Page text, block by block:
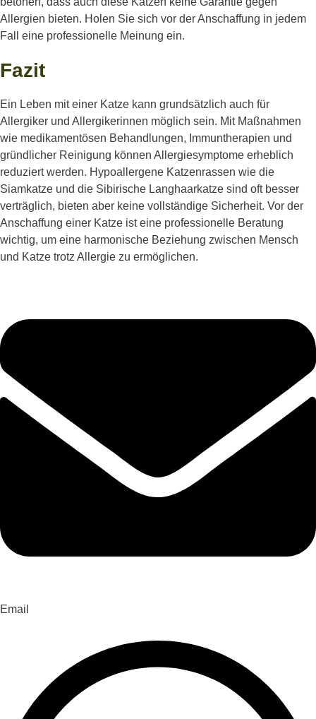
Allergien bieten. Holen Sie sich vor der Anschaffung in jedem
Fall eine professionelle Meinung ein.
Fazit
Ein Leben mit einer Katze kann grundsätzlich auch für
Allergiker und Allergikerinnen möglich sein. Mit Maßnahmen
wie medikamentösen Behandlungen, Immuntherapien und
gründlicher Reinigung können Allergiesymptome erheblich
reduziert werden. Hypoallergene Katzenrassen wie die
Siamkatze und die Sibirische Langhaarkatze sind oft besser
verträglich, bieten aber keine vollständige Sicherheit. Vor der
Anschaffung einer Katze ist eine professionelle Beratung
wichtig, um eine harmonische Beziehung zwischen Mensch
und Katze trotz Allergie zu ermöglichen.
Email